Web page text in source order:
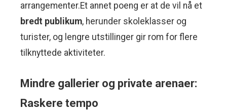
arrangementer.Et annet poeng er at de vil nå et
bredt publikum, herunder skoleklasser og
turister, og lengre utstillinger gir rom for flere
tilknyttede aktiviteter.
Mindre gallerier og private arenaer:
Raskere tempo